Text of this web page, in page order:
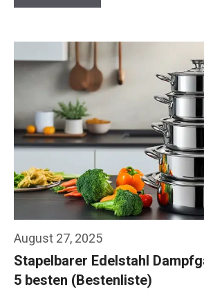
August 27, 2025
Stapelbarer Edelstahl
5 besten (Bestenliste)